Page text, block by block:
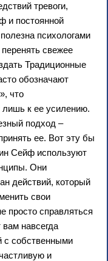
тревоги,
и постоянной
психологами
свежее
Традиционные
обозначают
что
лишь к ее усилению.
подход –
ее. Вот эту бы
Сейф используют
Они
действий, который
свои
просто справляться
навсегда
с собственными
и